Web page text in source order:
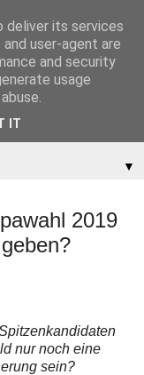
▼
2019
nur noch eine
sein?
deliver its services
user-agent are
and security
usage
IT